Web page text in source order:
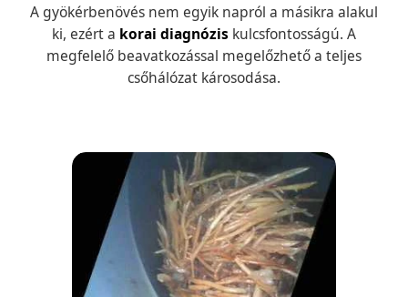
A gyökérbenövés nem egyik napról a másikra alakul
ki, ezért a korai diagnózis kulcsfontosságú. A
megfelelő beavatkozással megelőzhető a teljes
csőhálózat károsodása.